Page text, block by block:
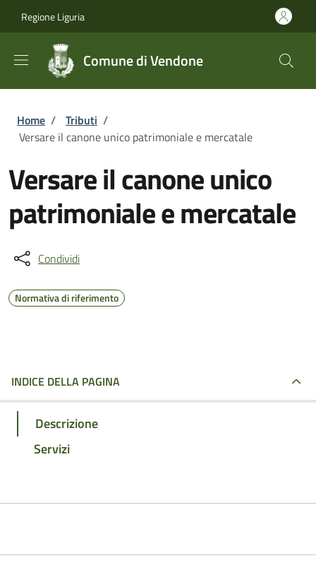
Regione Liguria
Comune di Vendone
Briciole di pane
Home / Tributi /
Versare il canone unico patrimoniale e mercatale
Versare il canone unico
patrimoniale e mercatale
Condividi
Normativa di riferimento
INDICE DELLA PAGINA
Descrizione
Servizi